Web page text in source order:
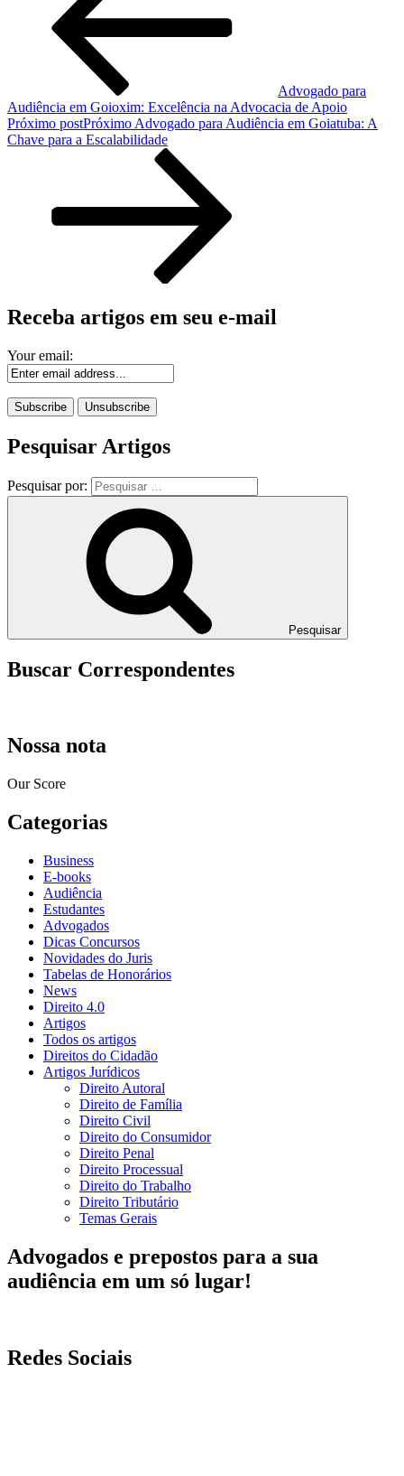
Advogado para
Audiência em Goioxim: Excelência na Advocacia de Apoio
Próximo postPróximo Advogado para Audiência em Goiatuba: A
Chave para a Escalabilidade
Receba artigos em seu e-mail
Your email:
Pesquisar Artigos
Pesquisar por:
Pesquisar
Buscar Correspondentes
Nossa nota
Our Score
Categorias
Business
E-books
Audiência
Estudantes
Advogados
Dicas Concursos
Novidades do Juris
Tabelas de Honorários
News
Direito 4.0
Artigos
Todos os artigos
Direitos do Cidadão
Artigos Jurídicos
Direito Autoral
Direito de Família
Direito Civil
Direito do Consumidor
Direito Penal
Direito Processual
Direito do Trabalho
Direito Tributário
Temas Gerais
Advogados e prepostos para a sua
audiência em um só lugar!
Redes Sociais